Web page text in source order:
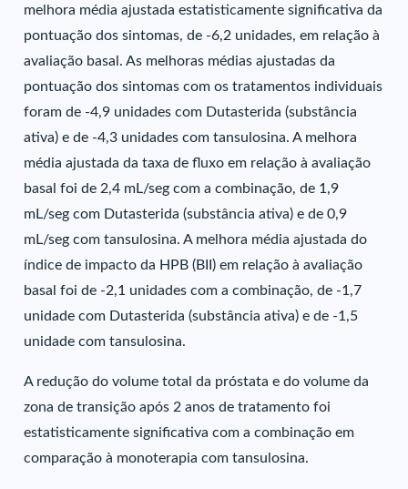
melhora média ajustada estatisticamente significativa da
pontuação dos sintomas, de -6,2 unidades, em relação à
avaliação basal. As melhoras médias ajustadas da
pontuação dos sintomas com os tratamentos individuais
foram de -4,9 unidades com Dutasterida (substância
ativa) e de -4,3 unidades com tansulosina. A melhora
média ajustada da taxa de fluxo em relação à avaliação
basal foi de 2,4 mL/seg com a combinação, de 1,9
mL/seg com Dutasterida (substância ativa) e de 0,9
mL/seg com tansulosina. A melhora média ajustada do
índice de impacto da HPB (BII) em relação à avaliação
basal foi de -2,1 unidades com a combinação, de -1,7
unidade com Dutasterida (substância ativa) e de -1,5
unidade com tansulosina.
A redução do volume total da próstata e do volume da
zona de transição após 2 anos de tratamento foi
estatisticamente significativa com a combinação em
comparação à monoterapia com tansulosina.